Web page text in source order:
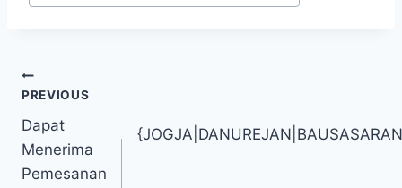
PREVIOUS
Dapat
Menerima
Pemesanan